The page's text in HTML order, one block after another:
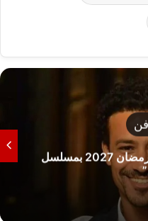
أحمد داود يدخل سباق دراما رمضان 2027 بمسلسل